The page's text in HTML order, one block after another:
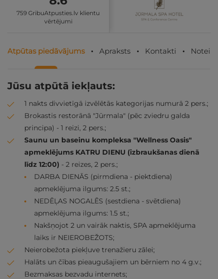
759 GribuAtpusties.lv klientu
vērtējumi
Atpūtas piedāvājums Apraksts Kontakti
Jūsu atpūtā iekļauts:
1 nakts divvietīgā izvēlētās kategorijas numurā 2 pers.;
Brokastis restorānā "Jūrmala" (pēc zviedru galda
principa) - 1 reizi, 2 pers.;
Saunu un baseinu kompleksa "Wellness Oasis"
apmeklējums KATRU DIENU (izbraukšanas dienā
līdz 12:00) - 2 reizes, 2 pers.;
DARBA DIENĀS (pirmdiena - piektdiena)
apmeklējuma ilgums: 2.5 st.;
NEDĒĻAS NOGALĒS (sestdiena - svētdiena)
apmeklējuma ilgums: 1.5 st.;
Nakšņojot 2 un vairāk naktis, SPA apmeklējuma
laiks ir NEIEROBEŽOTS;
Neierobežota piekļuve trenažieru zālei;
Halāts un čības pieaugušajiem un bērniem no 4 g.v.;
Bezmaksas bezvadu internets;